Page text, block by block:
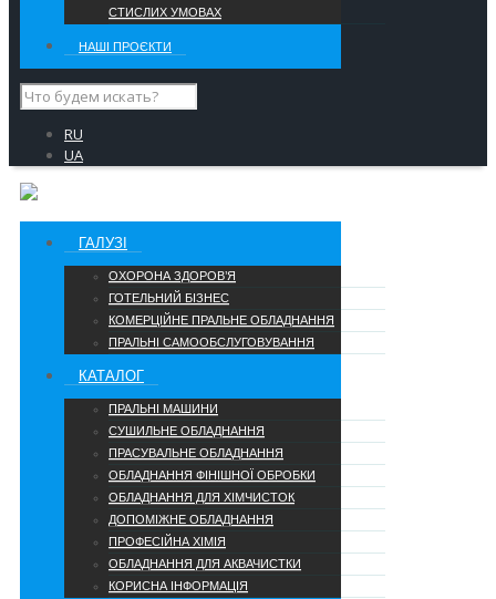
СТИСЛИХ УМОВАХ
НАШІ ПРОЄКТИ
RU
UA
ГАЛУЗІ
ОХОРОНА ЗДОРОВ’Я
ГОТЕЛЬНИЙ БІЗНЕС
КОМЕРЦІЙНЕ ПРАЛЬНЕ ОБЛАДНАННЯ
ПРАЛЬНІ САМООБСЛУГОВУВАННЯ
КАТАЛОГ
ПРАЛЬНІ МАШИНИ
СУШИЛЬНЕ ОБЛАДНАННЯ
ПРАСУВАЛЬНЕ ОБЛАДНАННЯ
ОБЛАДНАННЯ ФІНІШНОЇ ОБРОБКИ
ОБЛАДНАННЯ ДЛЯ ХІМЧИСТОК
ДОПОМІЖНЕ ОБЛАДНАННЯ
ПРОФЕСІЙНА ХІМІЯ
ОБЛАДНАННЯ ДЛЯ АКВАЧИСТКИ
КОРИСНА ІНФОРМАЦІЯ